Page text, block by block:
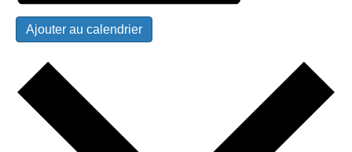
Ajouter au calendrier